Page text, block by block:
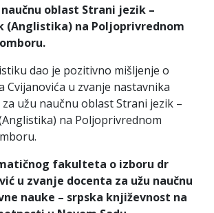
oblast Strani jezik –
(Anglistika) na Poljoprivrednom
dao je pozitivno mišljenje o
Cvijanovića u zvanje nastavnika
užu naučnu oblast Strani jezik –
na Poljoprivrednom
fakulteta o izboru dr
u zvanje docenta za užu naučnu
nauke – srpska književnost na